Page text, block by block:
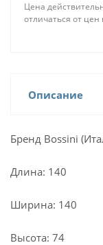
Цена
отличаться от
Описание
Бренд Bossini
Длина: 140
Ширина: 140
Высота: 74